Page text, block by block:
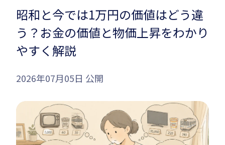
マネープラン相談
会社情報
Habitto口座を開設
昭和と今では1万円の価値はどう違
う？お金の価値と物価上昇をわかり
やすく解説
2026年07月05日 公開